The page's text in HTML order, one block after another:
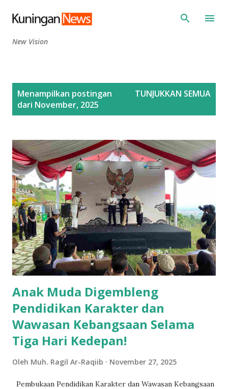
Langsung ke konten utama
New Vision
Menampilkan postingan
dari November, 2025
TUNJUKKAN SEMUA
Anak Muda Digembleng
Pendidikan Karakter dan
Wawasan Kebangsaan Selama
Tiga Hari Kedepan!
Oleh Muh. Ragil Ar-Raqiib November 27, 2025
Pembukaan Pendidikan Karakter dan Wawasan Kebangsaan